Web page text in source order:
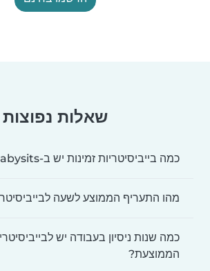
שאלות נפוצות
כמה בייביסיטריות זמינות יש ב-Babysits?
מהו התעריף הממוצע לשעה
כמה שנות ניסיון בעבודה יש
הממוצעת?